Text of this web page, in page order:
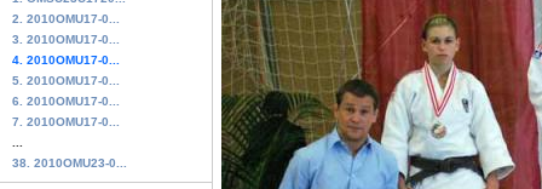
2. 2010OMU17-0...
3. 2010OMU17-0...
4. 2010OMU17-0...
5. 2010OMU17-0...
6. 2010OMU17-0...
7. 2010OMU17-0...
38. 2010OMU23-0...